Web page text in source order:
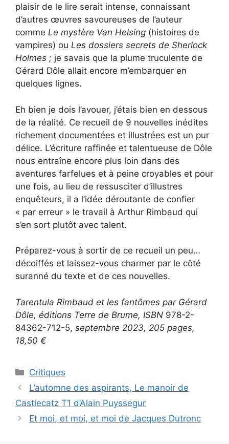
plaisir de le lire serait intense, connaissant
d’autres œuvres savoureuses de l’auteur
comme Le mystère Van Helsing (histoires de
vampires) ou Les dossiers secrets de Sherlock
Holmes ; je savais que la plume truculente de
Gérard Dôle allait encore m’embarquer en
quelques lignes.
Eh bien je dois l’avouer, j’étais bien en dessous
de la réalité. Ce recueil de 9 nouvelles inédites
richement documentées et illustrées est un pur
délice. L’écriture raffinée et talentueuse de Dôle
nous entraîne encore plus loin dans des
aventures farfelues et à peine croyables et pour
une fois, au lieu de ressusciter d’illustres
enquêteurs, il a l’idée déroutante de confier
« par erreur » le travail à Arthur Rimbaud qui
s’en sort plutôt avec talent.
Préparez-vous à sortir de ce recueil un peu…
décoiffés et laissez-vous charmer par le côté
suranné du texte et de ces nouvelles.
Tarentula Rimbaud et les fantômes par Gérard
Dôle, éditions Terre de Brume, ISBN 978-2-
84362-712-5, septembre 2023, 205 pages,
18,50 €
Critiques
L’automne des aspirants, Le manoir de
Castlecatz T1 d’Alain Puyssegur
Et moi, et moi, et moi de Jacques Dutronc